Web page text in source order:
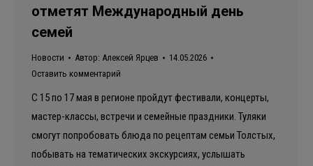
отметят Международный день
семей
Новости Автор: Алексей Ярцев
14.05.2026
Оставить комментарий
С 15 по 17 мая в регионе пройдут фестивали, концерты,
мастер-классы, встречи и семейные праздники. Туляки
смогут попробовать блюда по рецептам семьи Толстых,
побывать на тематических экскурсиях, услышать